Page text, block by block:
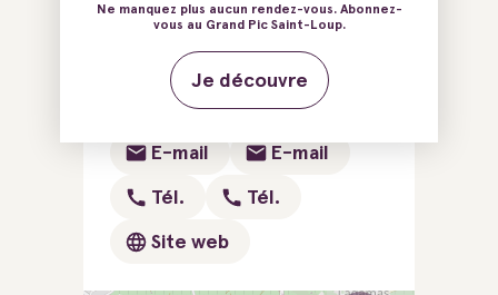
34725 Saint-André-de-
Sangonis
E-mail E-mail
Tél. Tél.
Site web
Ne manquez plus aucun rendez-vous. Abonnez-
vous au Grand Pic Saint-Loup.
Je découvre